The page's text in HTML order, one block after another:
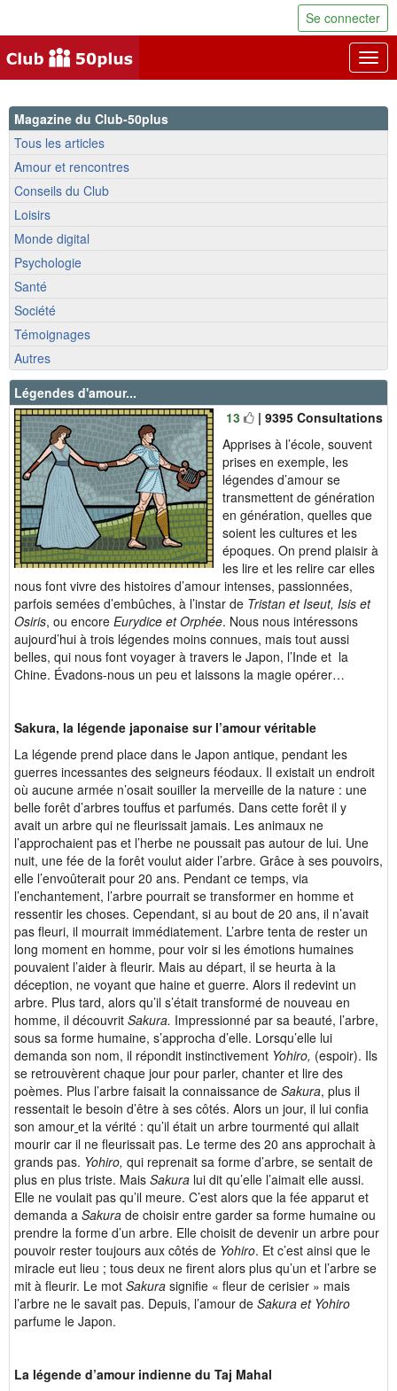
Se connecter
Magazine du Club-50plus
Tous les articles
Amour et rencontres
Conseils du Club
Loisirs
Monde digital
Psychologie
Santé
Société
Témoignages
Autres
Légendes d'amour...
13
| 9395 Consultations
Apprises à l’école, souvent
prises en exemple, les
légendes d’amour se
transmettent de génération
en génération, quelles que
soient les cultures et les
époques. On prend plaisir à
les lire et les relire car elles
nous font vivre des histoires d’amour intenses, passionnées,
parfois semées d’embûches, à l’instar de Tristan et Iseut, Isis et
Osiris, ou encore Eurydice et Orphée. Nous nous intéressons
aujourd’hui à trois légendes moins connues, mais tout aussi
belles, qui nous font voyager à travers le Japon, l’Inde et la
Chine. Évadons-nous un peu et laissons la magie opérer…
Sakura, la légende japonaise sur l’amour véritable
La légende prend place dans le Japon antique, pendant les
guerres incessantes des seigneurs féodaux. Il existait un endroit
où aucune armée n’osait souiller la merveille de la nature : une
belle forêt d’arbres touffus et parfumés. Dans cette forêt il y
avait un arbre qui ne fleurissait jamais. Les animaux ne
l’approchaient pas et l’herbe ne poussait pas autour de lui. Une
nuit, une fée de la forêt voulut aider l’arbre. Grâce à ses pouvoirs,
elle l’envoûterait pour 20 ans. Pendant ce temps, via
l’enchantement, l’arbre pourrait se transformer en homme et
ressentir les choses. Cependant, si au bout de 20 ans, il n’avait
pas fleuri, il mourrait immédiatement. L’arbre tenta de rester un
long moment en homme, pour voir si les émotions humaines
pouvaient l’aider à fleurir. Mais au départ, il se heurta à la
déception, ne voyant que haine et guerre. Alors il redevint un
arbre. Plus tard, alors qu’il s’était transformé de nouveau en
homme, il découvrit Sakura. Impressionné par sa beauté, l’arbre,
sous sa forme humaine, s’approcha d’elle. Lorsqu’elle lui
demanda son nom, il répondit instinctivement Yohiro, (espoir). Ils
se retrouvèrent chaque jour pour parler, chanter et lire des
poèmes. Plus l’arbre faisait la connaissance de Sakura, plus il
ressentait le besoin d’être à ses côtés. Alors un jour, il lui confia
son amour et la vérité : qu’il était un arbre tourmenté qui allait
mourir car il ne fleurissait pas. Le terme des 20 ans approchait à
grands pas. Yohiro, qui reprenait sa forme d’arbre, se sentait de
plus en plus triste. Mais Sakura lui dit qu’elle l’aimait elle aussi.
Elle ne voulait pas qu’il meure. C’est alors que la fée apparut et
demanda a Sakura de choisir entre garder sa forme humaine ou
prendre la forme d’un arbre. Elle choisit de devenir un arbre pour
pouvoir rester toujours aux côtés de Yohiro. Et c’est ainsi que le
miracle eut lieu ; tous deux ne firent alors plus qu’un et l’arbre se
mit à fleurir. Le mot Sakura signifie « fleur de cerisier » mais
l’arbre ne le savait pas. Depuis, l’amour de Sakura et Yohiro
parfume le Japon.
La légende d’amour indienne du Taj Mahal